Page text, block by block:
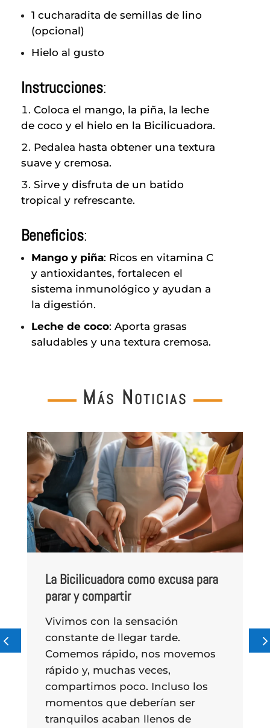
1 cucharadita de semillas de lino
(opcional)
Hielo al gusto
Instrucciones:
Coloca el mango, la piña, la leche
de coco y el hielo en la Bicilicuadora.
Pedalea hasta obtener una textura
suave y cremosa.
Sirve y disfruta de un batido
tropical y refrescante.
Beneficios:
Mango y piña: Ricos en vitamina C
y antioxidantes, fortalecen el
sistema inmunológico y ayudan a
la digestión.
Leche de coco: Aporta grasas
saludables y una textura cremosa.
Más Noticias
La Bicilicuadora como excusa para
parar y compartir
Vivimos con la sensación
constante de llegar tarde.
Comemos rápido, nos movemos
rápido y, muchas veces,
compartimos poco. Incluso los
momentos que deberían ser
tranquilos acaban llenos de